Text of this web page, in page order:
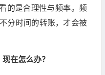
的是合理性与频率。频
分时间的转账，才会被
在怎么办？